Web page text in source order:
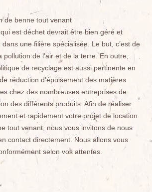
de benne tout venant
est déchet devrait être bien géré et
dans une filière spécialisée. Le but, c’est de
pollution de l’air et de la terre. En outre,
de recyclage est aussi pertinente en
réduction d’épuisement des matières
chez des nombreuses entreprises de
des différents produits. Afin de réaliser
et rapidement votre projet de location
tout venant, nous vous invitons de nous
contact directement. Nous allons vous
selon vos attentes.